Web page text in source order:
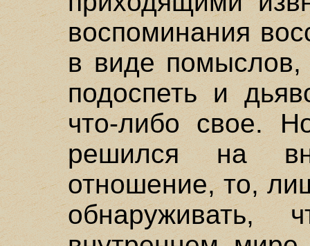
воспоминания
в виде
подоспеть и
что-либо свое.
решился на
отношение, то,
обнаруживать,